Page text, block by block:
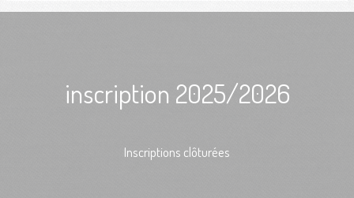
inscription 2025/2026
Inscriptions clôturées